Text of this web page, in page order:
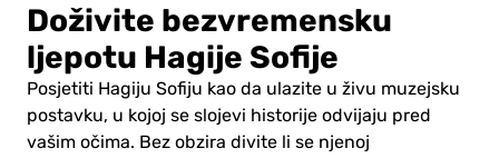
Doživite bezvremensku
ljepotu Hagije Sofije
Posjetiti Hagiju Sofiju kao da ulazite u živu muzejsku
postavku, u kojoj se slojevi historije odvijaju pred
vašim očima. Bez obzira divite li se njenoj